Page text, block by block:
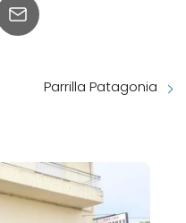
Parrilla Patagonia